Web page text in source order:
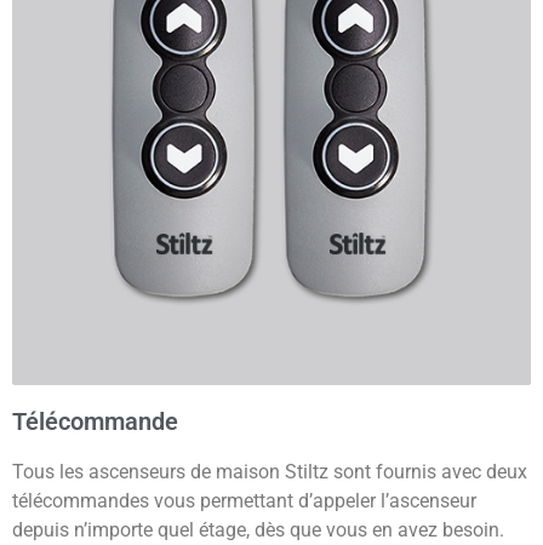
Télécommande
Tous les ascenseurs de maison Stiltz sont fournis avec deux
télécommandes vous permettant d’appeler l’ascenseur
depuis n’importe quel étage, dès que vous en avez besoin.